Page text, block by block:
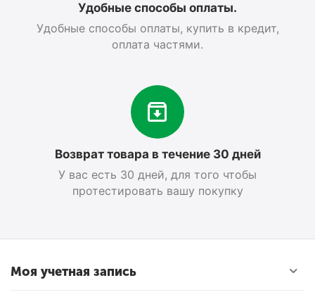
Удобные способы оплаты.
Удобные способы оплаты, купить в кредит,
оплата частями.
Возврат товара в течение 30 дней
У вас есть 30 дней, для того чтобы
протестировать вашу покупку
Моя учетная запись